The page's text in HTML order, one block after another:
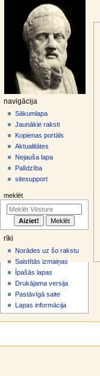
N
s
z
n
navigācija
Sākumlapa
Jaunākie raksti
Kopienas portāls
Aktualitātes
Nejauša lapa
Palīdzība
sitesupport
meklēt
rīki
Norādes uz šo rakstu
Saistītās izmaiņas
Īpašās lapas
Drukājama versija
Pastāvīgā saite
Lapas informācija